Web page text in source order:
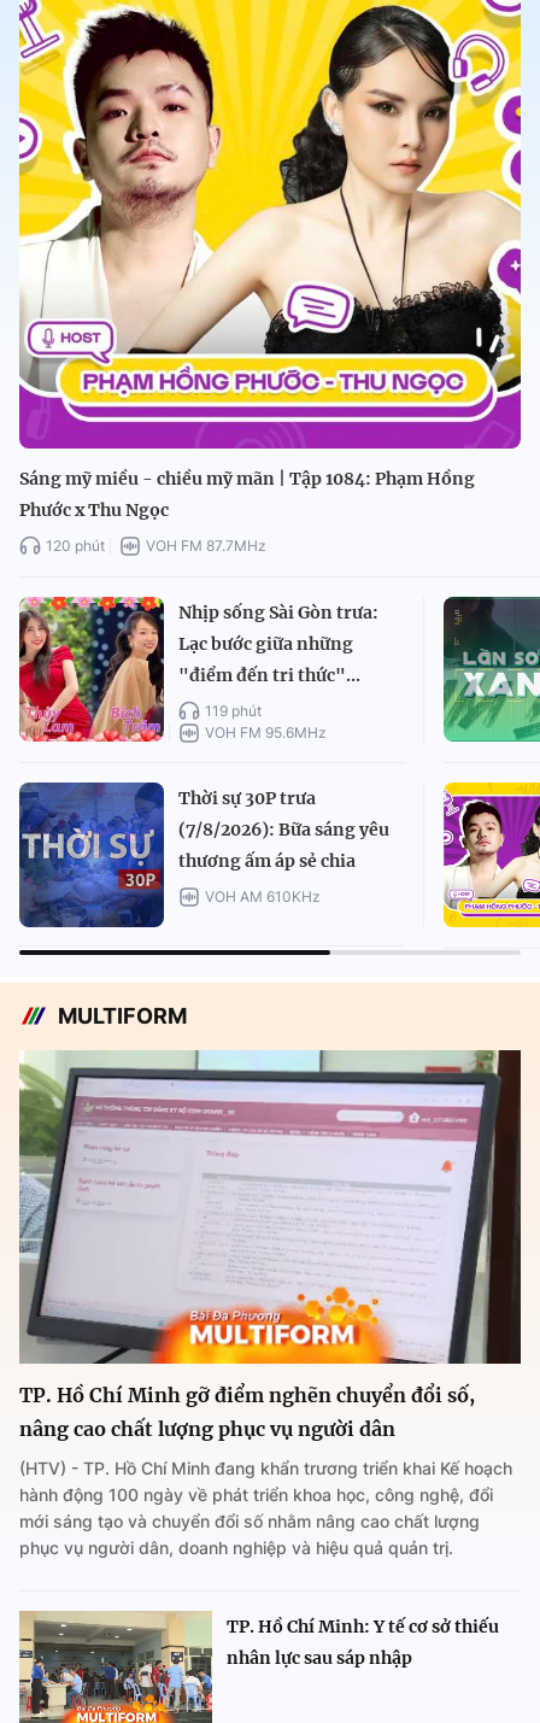
Sáng mỹ miều - chiều mỹ mãn | Tập 1084: Phạm Hồng
Phước x Thu Ngọc
120 phút VOH FM 87.7MHz
Nhịp sống Sài Gòn trưa:
Lạc bước giữa những
"điểm đến tri thức"...
119 phút
VOH FM 95.6MHz
Thời sự 30P trưa
(7/8/2026): Bữa sáng yêu
thương ấm áp sẻ chia
VOH AM 610KHz
MULTIFORM
TP. Hồ Chí Minh gỡ điểm nghẽn chuyển đổi số,
nâng cao chất lượng phục vụ người dân
(HTV) - TP. Hồ Chí Minh đang khẩn trương triển khai Kế hoạch
hành động 100 ngày về phát triển khoa học, công nghệ, đổi
mới sáng tạo và chuyển đổi số nhằm nâng cao chất lượng
phục vụ người dân, doanh nghiệp và hiệu quả quản trị.
TP. Hồ Chí Minh: Y tế cơ sở thiếu
nhân lực sau sáp nhập